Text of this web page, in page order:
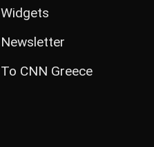
Widgets
Newsletter
Το CNN Greece